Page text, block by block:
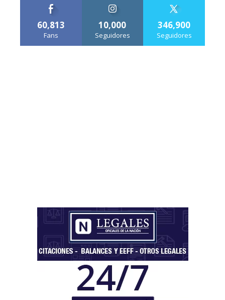
60,813
Fans
10,000
Seguidores
346,900
Seguidores